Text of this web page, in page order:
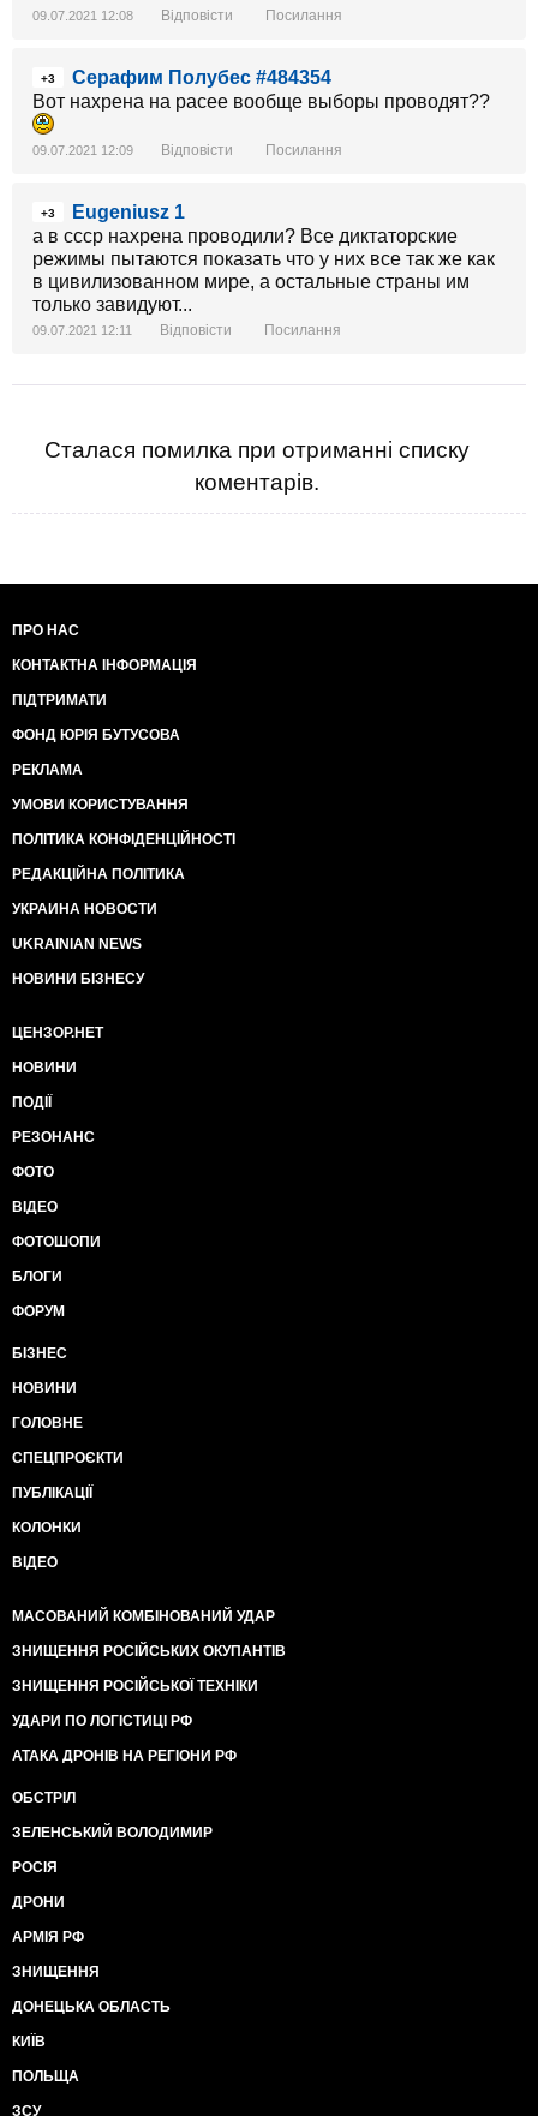
09.07.2021 12:08 Відповісти Посилання
+3
Серафим Полубес #484354
Вот нахрена на расее вообще выборы проводят??
09.07.2021 12:09 Відповісти Посилання
+3
Eugeniusz 1
а в ссср нахрена проводили? Все диктаторские
режимы пытаются показать что у них все так же как
в цивилизованном мире, а остальные страны им
только завидуют...
09.07.2021 12:11 Відповісти Посилання
Сталася помилка при отриманні списку
коментарів.
ПРО НАС
КОНТАКТНА ІНФОРМАЦІЯ
ПІДТРИМАТИ
ФОНД ЮРІЯ БУТУСОВА
РЕКЛАМА
УМОВИ КОРИСТУВАННЯ
ПОЛІТИКА КОНФІДЕНЦІЙНОСТІ
РЕДАКЦІЙНА ПОЛІТИКА
УКРАИНА НОВОСТИ
UKRAINIAN NEWS
НОВИНИ БІЗНЕСУ
ЦЕНЗОР.НЕТ
НОВИНИ
ПОДІЇ
РЕЗОНАНС
ФОТО
ВІДЕО
ФОТОШОПИ
БЛОГИ
ФОРУМ
БІЗНЕС
НОВИНИ
ГОЛОВНЕ
СПЕЦПРОЄКТИ
ПУБЛІКАЦІЇ
КОЛОНКИ
ВІДЕО
МАСОВАНИЙ КОМБІНОВАНИЙ УДАР
ЗНИЩЕННЯ РОСІЙСЬКИХ ОКУПАНТІВ
ЗНИЩЕННЯ РОСІЙСЬКОЇ ТЕХНІКИ
УДАРИ ПО ЛОГІСТИЦІ РФ
АТАКА ДРОНІВ НА РЕГІОНИ РФ
ОБСТРІЛ
ЗЕЛЕНСЬКИЙ ВОЛОДИМИР
РОСІЯ
ДРОНИ
АРМІЯ РФ
ЗНИЩЕННЯ
ДОНЕЦЬКА ОБЛАСТЬ
КИЇВ
ПОЛЬЩА
ЗСУ